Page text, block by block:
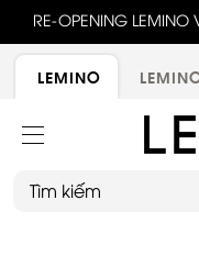
RE-OPENING
trải nghiệm
LEMINO